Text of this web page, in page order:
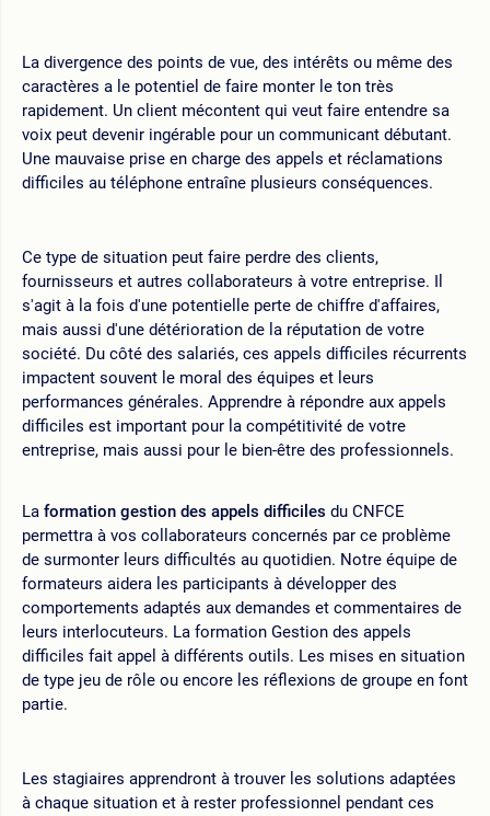
La divergence des points de vue, des intérêts ou même des
caractères a le potentiel de faire monter le ton très
rapidement. Un client mécontent qui veut faire entendre sa
voix peut devenir ingérable pour un communicant débutant.
Une mauvaise prise en charge des appels et réclamations
difficiles au téléphone entraîne plusieurs conséquences.
Ce type de situation peut faire perdre des clients,
fournisseurs et autres collaborateurs à votre entreprise. Il
s'agit à la fois d'une potentielle perte de chiffre d'affaires,
mais aussi d'une détérioration de la réputation de votre
société. Du côté des salariés, ces appels difficiles récurrents
impactent souvent le moral des équipes et leurs
performances générales. Apprendre à répondre aux appels
difficiles est important pour la compétitivité de votre
entreprise, mais aussi pour le bien-être des professionnels.
La formation gestion des appels difficiles du CNFCE
permettra à vos collaborateurs concernés par ce problème
de surmonter leurs difficultés au quotidien. Notre équipe de
formateurs aidera les participants à développer des
comportements adaptés aux demandes et commentaires de
leurs interlocuteurs. La formation Gestion des appels
difficiles fait appel à différents outils. Les mises en situation
de type jeu de rôle ou encore les réflexions de groupe en font
partie.
Les stagiaires apprendront à trouver les solutions adaptées
à chaque situation et à rester professionnel pendant ces